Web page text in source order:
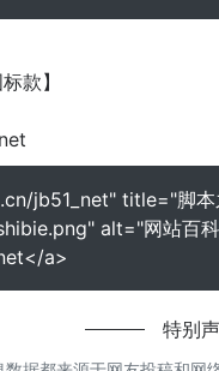
款】
jb51_net" title="脚
alt="网站百
a>
特别